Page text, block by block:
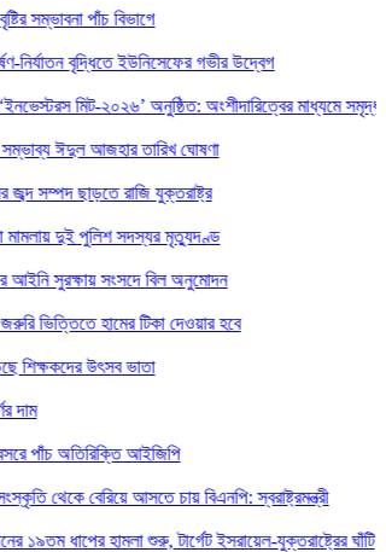
বিভাগে
ইউনিসেফের গভীর উদ্বেগ
২০২৬’ অনুষ্ঠিত: অংশীদারিত্বের মাধ্যমে সমৃদ্ধ আগামীর
তারিখ ঘোষণা
রাজি যুক্তরাষ্ট্র
সদস্যর মৃত্যুদণ্ড
সংসদে বিল অনুমোদন
হামের টিকা দেওয়ার হবে
ভাতা
আইজিপি
আসতে চায় বিএনপি: স্বরাষ্ট্রমন্ত্রী
হামলা শুরু, টার্গেট ইসরায়েল-যুক্তরাষ্ট্রের ঘাঁটি